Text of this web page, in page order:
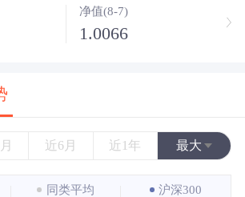
净值(8-7)
1.0066
近6月 近1年 最大
近3年
同类平均 沪深300